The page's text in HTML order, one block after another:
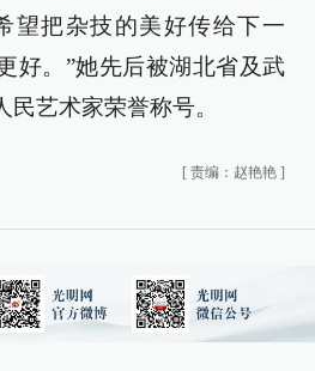
望把杂技的美好传给下一
好。”她先后被湖北省及武
艺术家荣誉称号。
[ 责编：赵艳艳 ]